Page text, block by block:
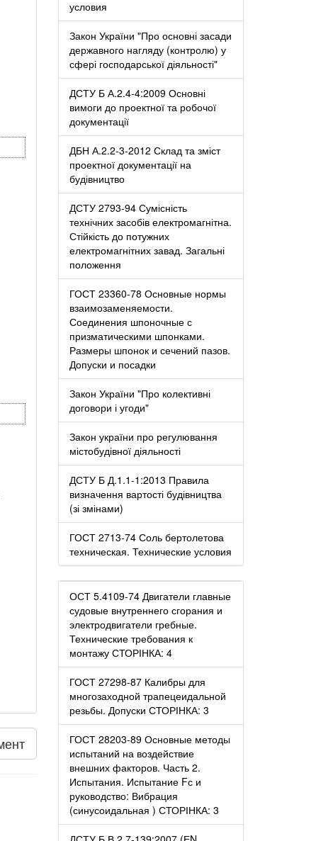
условия
Закон України "Про основні засади
державного нагляду (контролю) у
сфері господарської діяльності"
ДСТУ Б А.2.4-4:2009 Основні
вимоги до проектної та робочої
документації
ДБН А.2.2-3-2012 Склад та зміст
проектної документації на
будівництво
ДСТУ 2793-94 Сумісність
технічних засобів електромагнітна.
Стійкість до потужних
електромагнітних завад. Загальні
положення
ГОСТ 23360-78 Основные нормы
взаимозаменяемости.
Соединения шпоночные с
призматическими шпонками.
Размеры шпонок и сечений пазов.
Допуски и посадки
Закон України "Про колективні
договори і угоди"
Закон україни про регулювання
містобудівної діяльності
ДСТУ Б Д.1.1-1:2013 Правила
визначення вартості будівництва
(зі змінами)
ГОСТ 2713-74 Соль бертолетова
техническая. Технические условия
ОСТ 5.4109-74 Двигатели главные
судовые внутреннего сгорания и
электродвигатели гребные.
Технические требования к
монтажу СТОРІНКА: 4
ГОСТ 27298-87 Калибры для
многозаходной трапецеидальной
резьбы. Допуски СТОРІНКА: 3
ГОСТ 28203-89 Основные методы
испытаний на воздействие
внешних факторов. Часть 2.
Испытания. Испытание Fс и
руководство: Вибрация
(синусоидальная ) СТОРІНКА: 3